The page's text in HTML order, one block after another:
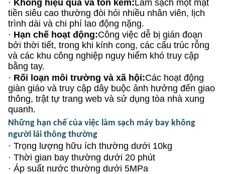
· Không hiệu quả và tốn kém: Làm sạch một mặt
tiền siêu cao thường đòi hỏi nhiều nhân viên, lịch
trình dài và chi phí lao động nặng.
· Hạn chế hoạt động:Công việc dễ bị gián đoạn
bởi thời tiết, trong khi kính cong, các cấu trúc rỗng
và các khu công nghiệp nguy hiểm khó truy cập
bằng tay.
· Rối loạn môi trường và xã hội:Các hoạt động
giàn giáo và truy cập dây buộc ảnh hưởng đến giao
thông, trật tự trang web và sử dụng tòa nhà xung
quanh.
Những hạn chế của việc làm sạch máy bay không
người lái thông thường
· Trọng lượng hữu ích thường dưới 10kg
· Thời gian bay thường dưới 20 phút
· Áp suất nước thường dưới 5MPa